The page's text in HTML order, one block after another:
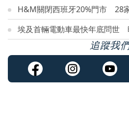
H&M關閉西班牙20%門市 28
埃及首輛電動車最快年底問世
追蹤我